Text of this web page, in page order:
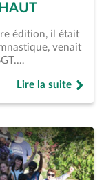
édition, il était
venait
tout en haut »
Sam, tout en haut
Lire la suite
de « Portrait